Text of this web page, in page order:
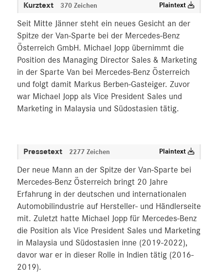
Kurztext 370 Zeichen Plaintext
Seit Mitte Jänner steht ein neues Gesicht an der
Spitze der Van-Sparte bei der Mercedes-Benz
Österreich GmbH. Michael Jopp übernimmt die
Position des Managing Director Sales & Marketing
in der Sparte Van bei Mercedes-Benz Österreich
und folgt damit Markus Berben-Gasteiger. Zuvor
war Michael Jopp als Vice President Sales und
Marketing in Malaysia und Südostasien tätig.
Pressetext 2277 Zeichen Plaintext
Der neue Mann an der Spitze der Van-Sparte bei
Mercedes-Benz Österreich bringt 20 Jahre
Erfahrung in der deutschen und internationalen
Automobilindustrie auf Hersteller- und Händlerseite
mit. Zuletzt hatte Michael Jopp für Mercedes-Benz
die Position als Vice President Sales und Marketing
in Malaysia und Südostasien inne (2019-2022),
davor war er in dieser Rolle in Indien tätig (2016-
2019).